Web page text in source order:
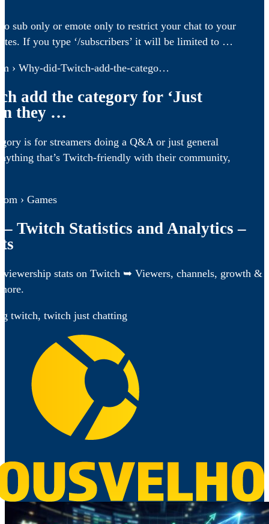
sub only or emote only to restrict your chat to your
If you type ‘/subscribers’ it will be limited to …
› Why-did-Twitch-add-the-catego…
add the category for ‘Just
they …
is for streamers doing a Q&A or just general
that’s Twitch-friendly with their community,
› Games
Twitch Statistics and Analytics –
viewership stats on Twitch ➥ Viewers, channels, growth &
twitch, twitch just chatting